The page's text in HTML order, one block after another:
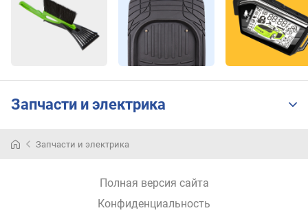
Запчасти и электрика
Запчасти и электрика
Полная версия сайта
Конфиденциальность